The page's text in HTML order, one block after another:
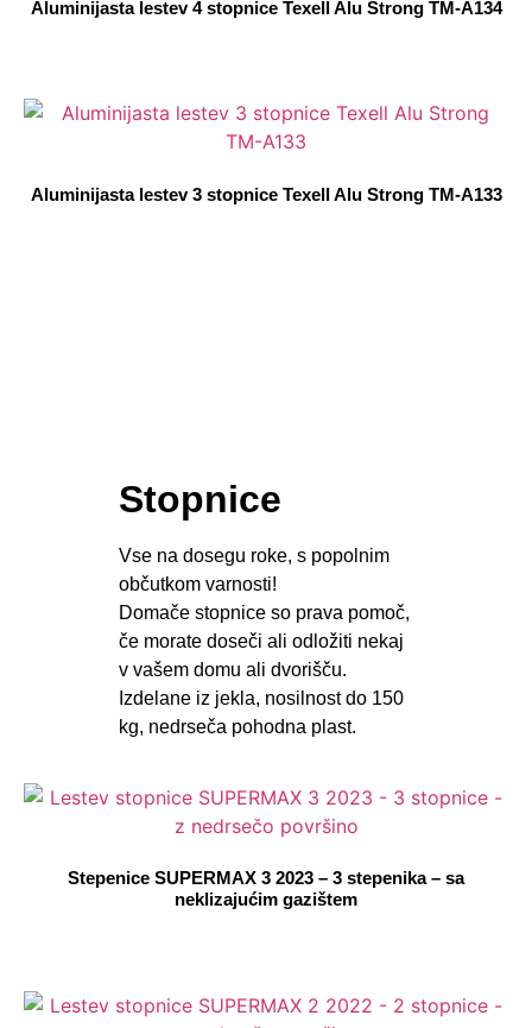
Aluminijasta lestev 4 stopnice Texell Alu Strong TM-A134
Aluminijasta lestev 3 stopnice Texell Alu Strong TM-A133
Stopnice
Vse na dosegu roke, s popolnim
občutkom varnosti!
Domače stopnice so prava pomoč,
če morate doseči ali odložiti nekaj
v vašem domu ali dvorišču.
Izdelane iz jekla, nosilnost do 150
kg, nedrseča pohodna plast.
Stepenice SUPERMAX 3 2023 – 3 stepenika – sa
neklizajućim gazištem